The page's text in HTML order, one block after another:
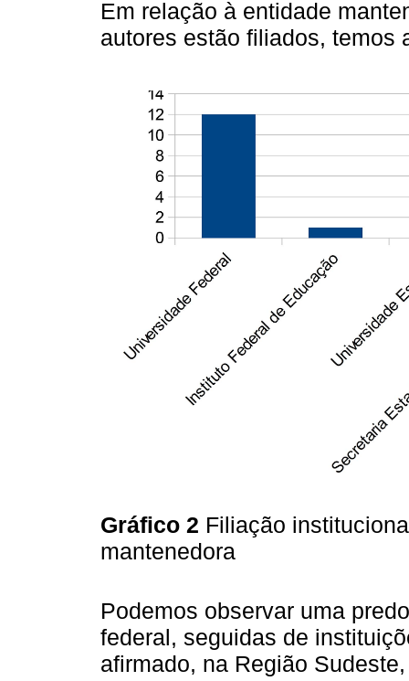
Em relação à entidade
autores estão filiados, temos
Gráfico 2 Filiação
mantenedora
Podemos observar uma
federal, seguidas de
afirmado, na Região